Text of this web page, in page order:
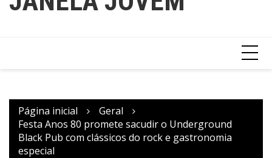
Página inicial
Geral
Festa Anos 80 promete sacudir o Underground
Black Pub com clássicos do rock e gastronomia
especial